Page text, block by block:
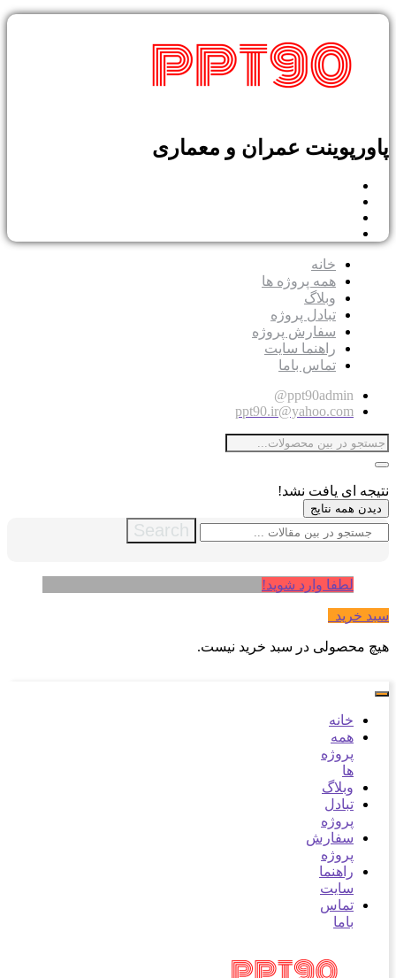
پاورپوینت عمران و معماری
خانه
همه پروژه ها
وبلاگ
تبادل پروژه
سفارش پروژه
راهنما سایت
تماس باما
ppt90admin@
ppt90.ir@yahoo.com
نتیجه ای یافت نشد!
دیدن همه نتایج
Search
لطفا وارد شوید!
سبد خرید
هیچ محصولی در سبد خرید نیست.
خانه
همه
پروژه
ها
وبلاگ
تبادل
پروژه
سفارش
پروژه
راهنما
سایت
تماس
باما